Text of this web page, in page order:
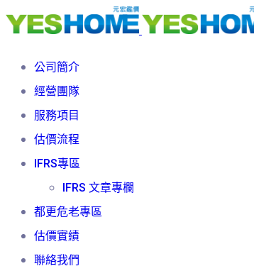
公司簡介
經營團隊
服務項目
估價流程
IFRS專區
IFRS 文章專欄
都更危老專區
估價實績
聯絡我們